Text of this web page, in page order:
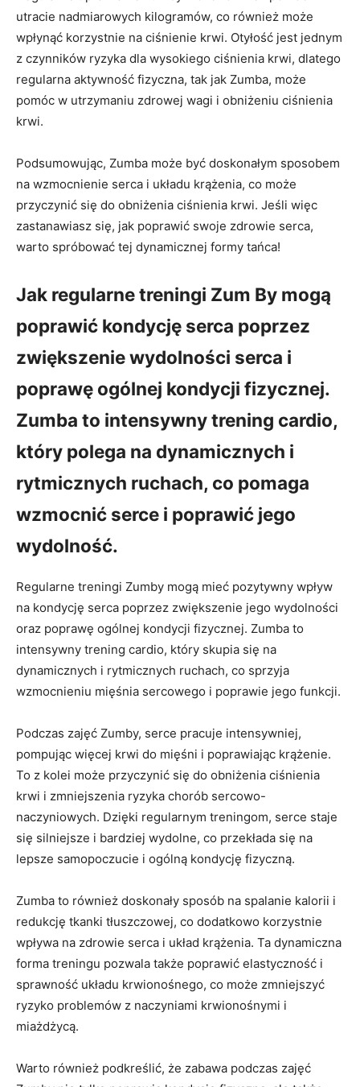
utracie nadmiarowych kilogramów, co również może
wpłynąć korzystnie na ciśnienie krwi. Otyłość jest jednym
z czynników ryzyka dla wysokiego ciśnienia krwi, dlatego
regularna aktywność fizyczna, tak jak Zumba, może
pomóc w utrzymaniu zdrowej wagi i obniżeniu ciśnienia
krwi.
Podsumowując, Zumba może być doskonałym sposobem
na wzmocnienie serca i układu krążenia, co może
przyczynić się do obniżenia ciśnienia krwi. Jeśli więc
zastanawiasz się, jak poprawić swoje zdrowie serca,
warto spróbować tej dynamicznej formy tańca!
Jak regularne treningi Zum By mogą
poprawić kondycję serca poprzez
zwiększenie wydolności serca i
poprawę ogólnej kondycji fizycznej.
Zumba to intensywny trening cardio,
który polega na dynamicznych i
rytmicznych ruchach, co pomaga
wzmocnić serce i poprawić jego
wydolność.
Regularne treningi Zumby mogą mieć pozytywny wpływ
na kondycję serca poprzez zwiększenie jego wydolności
oraz poprawę ogólnej kondycji fizycznej. Zumba to
intensywny trening cardio, który skupia się na
dynamicznych i rytmicznych ruchach, co sprzyja
wzmocnieniu mięśnia sercowego i poprawie jego funkcji.
Podczas zajęć Zumby, serce pracuje intensywniej,
pompując więcej krwi do mięśni i poprawiając krążenie.
To z kolei może przyczynić się do obniżenia ciśnienia
krwi i zmniejszenia ryzyka chorób sercowo-
naczyniowych. Dzięki regularnym treningom, serce staje
się silniejsze i bardziej wydolne, co przekłada się na
lepsze samopoczucie i ogólną kondycję fizyczną.
Zumba to również doskonały sposób na spalanie kalorii i
redukcję tkanki tłuszczowej, co dodatkowo korzystnie
wpływa na zdrowie serca i układ krążenia. Ta dynamiczna
forma treningu pozwala także poprawić elastyczność i
sprawność układu krwionośnego, co może zmniejszyć
ryzyko problemów z naczyniami krwionośnymi i
miażdżycą.
Warto również podkreślić, że zabawa podczas zajęć